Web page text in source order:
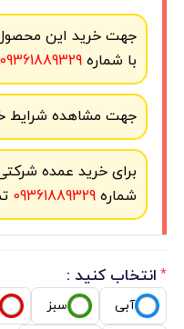
جهت خرید این
با شماره09361889329
جهت مشاهده شرایط
برای خرید عمده
شماره09361889329
* انتخاب کنید :
آبی سبز